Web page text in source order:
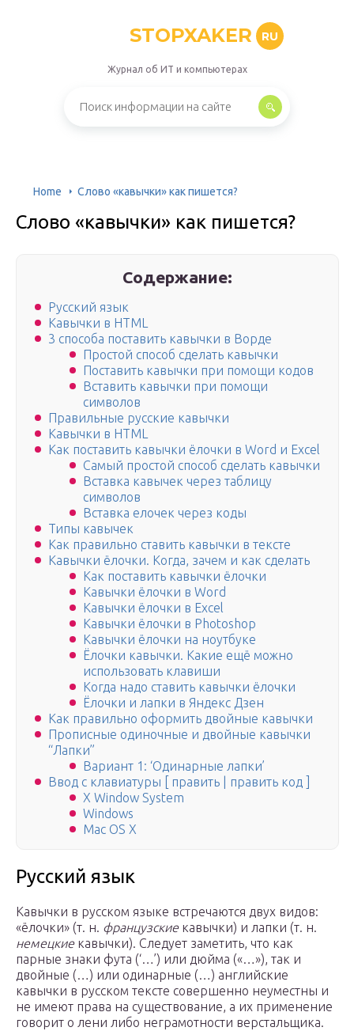
STOPXAKER RU
Журнал об ИТ и компьютерах
Home Слово «кавычки» как пишется?
Слово «кавычки» как пишется?
Содержание:
Русский язык
Кавычки в HTML
3 способа поставить кавычки в Ворде
Простой способ сделать кавычки
Поставить кавычки при помощи кодов
Вставить кавычки при помощи
символов
Правильные русские кавычки
Кавычки в HTML
Как поставить кавычки ёлочки в Word и Excel
Самый простой способ сделать кавычки
Вставка кавычек через таблицу
символов
Вставка елочек через коды
Типы кавычек
Как правильно ставить кавычки в тексте
Кавычки ёлочки. Когда, зачем и как сделать
Как поставить кавычки ёлочки
Кавычки ёлочки в Word
Кавычки ёлочки в Excel
Кавычки ёлочки в Photoshop
Кавычки ёлочки на ноутбуке
Ёлочки кавычки. Какие ещё можно
использовать клавиши
Когда надо ставить кавычки ёлочки
Ёлочки и лапки в Яндекс Дзен
Как правильно оформить двойные кавычки
Прописные одиночные и двойные кавычки
“Лапки”
Вариант 1: ‘Одинарные лапки’
Ввод с клавиатуры [ править | править код ]
X Window System
Windows
Mac OS X
Русский язык
Кавычки в русском языке встречаются двух видов:
«ёлочки» (т. н. французские кавычки) и лапки (т. н.
немецкие кавычки). Следует заметить, что как
парные знаки фута (‘…’) или дюйма («…»), так и
двойные (…) или одинарные (…) английские
кавычки в русском тексте совершенно неуместны и
не имеют права на существование, а их применение
говорит о лени либо неграмотности верстальщика.